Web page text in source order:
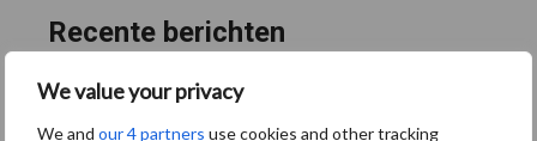
We value your privacy
We and our 4 partners use cookies and other tracking
Recente berichten
“Hoge verwachtingen van schijven voor kouters”
Albourgh Tyres breidt uit naar nieuwe marktsegmenten